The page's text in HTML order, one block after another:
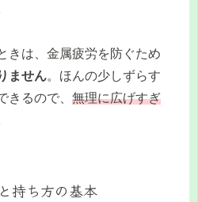
きは、金属疲労を防ぐため
ません。ほんの少しずらす
きるので、 無理に広げすぎ
持ち方の基本